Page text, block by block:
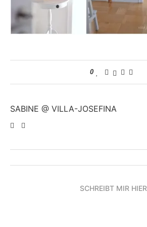
0
SABINE @ VILLA-JOSEFINA
SCHREIBT MIR HIER